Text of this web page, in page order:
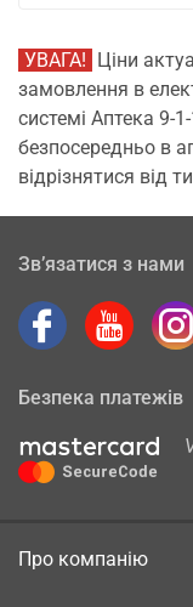
УВАГА! Ціни
замовлення в
системі Аптека 9-
безпосередньо в
відрізнятися від
Зв’язатися з нами
Безпека платежів
Про компанію